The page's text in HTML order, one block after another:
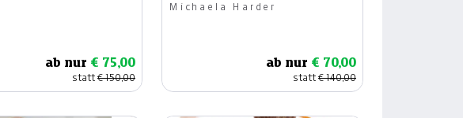
ab nur € 75,00
statt€ 150,00
Michaela Harder
ab nur € 70,00
statt€ 140,00